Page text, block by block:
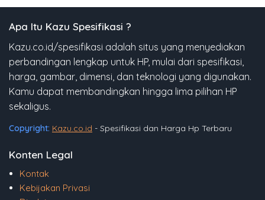
Apa Itu Kazu Spesifikasi ?
Kazu.co.id/spesifikasi adalah situs yang menyediakan
perbandingan lengkap untuk HP, mulai dari spesifikasi,
harga, gambar, dimensi, dan teknologi yang digunakan.
Kamu dapat membandingkan hingga lima pilihan HP
sekaligus.
Copyright: Kazu.co.id - Spesifikasi dan Harga Hp Terbaru
Konten Legal
Kontak
Kebijakan Privasi